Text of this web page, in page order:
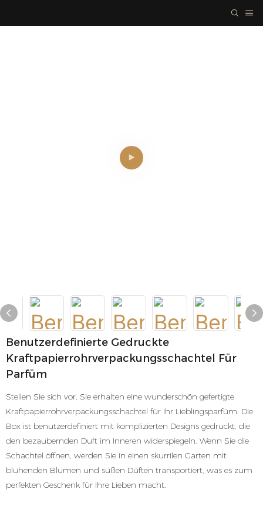
Benutzerdefinierte Gedruckte
Kraftpapierrohrverpackungsschachtel Für
Parfüm
Stellen Sie sich vor, Sie erhalten eine wunderschön gefertigte
Kraftpapierrohrverpackungsschachtel für Ihr Lieblingsparfüm. Die
Box ist benutzerdefiniert mit komplizierten Designs gedruckt, die
den bezaubernden Duft im Inneren widerspiegeln. Wenn Sie die
Schachtel öffnen, werden Sie in einen skurrilen Garten mit
blühenden Blumen und süßen Düften transportiert, was es zum
perfekten Geschenk für Ihre Lieben macht.